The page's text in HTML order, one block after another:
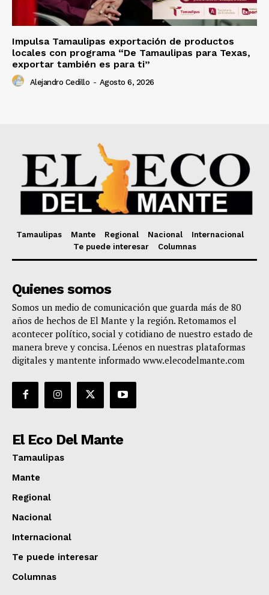
Impulsa Tamaulipas exportación de productos
locales con programa “De Tamaulipas para Texas,
exportar también es para ti”
Alejandro Cedillo - Agosto 6, 2026
Tamaulipas Mante Regional Nacional
Internacional
Te puede interesar
Columnas
Quienes somos
Somos un medio de comunicación que guarda más de 80
años de hechos de El Mante y la región. Retomamos el
acontecer político, social y cotidiano de nuestro estado de
manera breve y concisa. Léenos en nuestras plataformas
digitales y mantente informado www.elecodelmante.com
El Eco Del Mante
Tamaulipas
Mante
Regional
Nacional
Internacional
Te puede interesar
Columnas